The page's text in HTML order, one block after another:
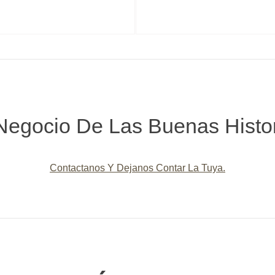
De Las Buenas
Contactanos Y Dejanos Contar La Tuya.